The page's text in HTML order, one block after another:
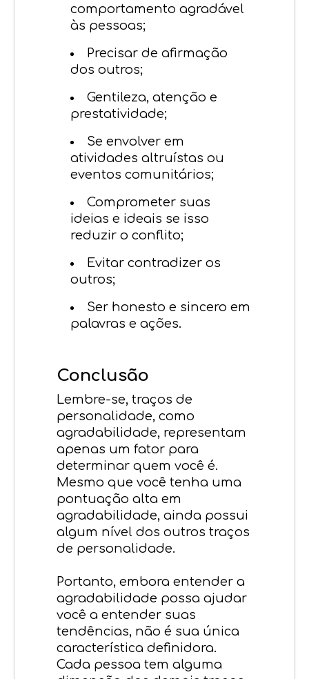
comportamento agradável
às pessoas;
Precisar de afirmação
dos outros;
Gentileza, atenção e
prestatividade;
Se envolver em
atividades altruístas ou
eventos comunitários;
Comprometer suas
ideias e ideais se isso
reduzir o conflito;
Evitar contradizer os
outros;
Ser honesto e sincero em
palavras e ações.
Conclusão
Lembre-se, traços de
personalidade, como
agradabilidade, representam
apenas um fator para
determinar quem você é.
Mesmo que você tenha uma
pontuação alta em
agradabilidade, ainda possui
algum nível dos outros traços
de personalidade.
Portanto, embora entender a
agradabilidade possa ajudar
você a entender suas
tendências, não é sua única
característica definidora.
Cada pessoa tem alguma